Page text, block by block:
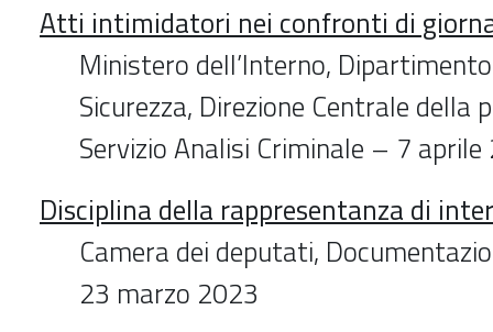
Atti intimidatori nei confronti di
Ministero dell’Interno,
Sicurezza, Direzione Centrale della
Servizio Analisi Criminale – 7
Disciplina della rappresentanza di
Camera dei deputati,
23 marzo 2023